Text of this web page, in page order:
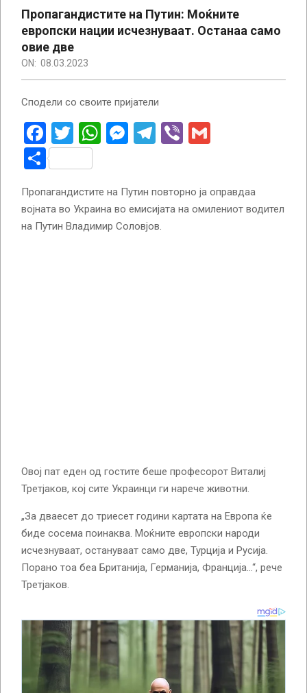
Пропагандистите на Путин: Моќните
европски нации исчезнуваат. Останаа само
овие две
ON: 08.03.2023
Сподели со своите пријатели
Facebook
TwitterWhatsApp
Messenger
Telegram
Viber
Share
Пропагандистите на Путин повторно ја оправдаа
војната во Украина во емисијата на омилениот водител
на Путин Владимир Соловјов.
Овој пат еден од гостите беше професорот Виталиј
Третјаков, кој сите Украинци ги нарече животни.
„За дваесет до триесет години картата на Европа ќе
биде сосема поинаква. Моќните европски народи
исчезнуваат, остануваат само две, Турција и Русија.
Порано тоа беа Британија, Германија, Франција…“, рече
Третјаков.